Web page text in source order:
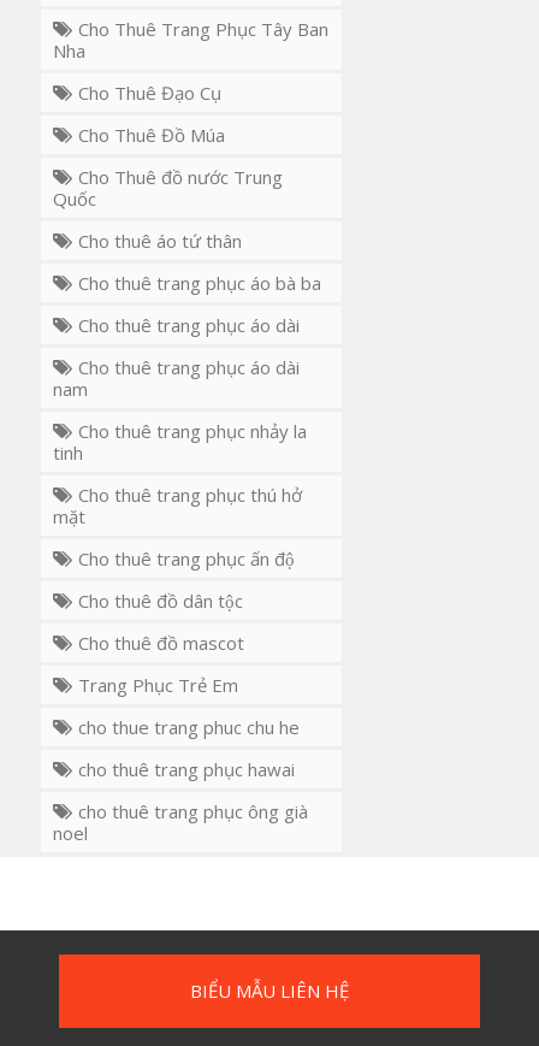
Cho Thuê Trang Phục Tây Ban
Nha
Cho Thuê Đạo Cụ
Cho Thuê Đồ Múa
Cho Thuê đồ nước Trung
Quốc
Cho thuê áo tứ thân
Cho thuê trang phục áo bà ba
Cho thuê trang phục áo dài
Cho thuê trang phục áo dài
nam
Cho thuê trang phục nhảy la
tinh
Cho thuê trang phục thú hở
mặt
Cho thuê trang phục ấn độ
Cho thuê đồ dân tộc
Cho thuê đồ mascot
Trang Phục Trẻ Em
cho thue trang phuc chu he
cho thuê trang phục hawai
cho thuê trang phục ông già
noel
BIỂU MẪU LIÊN HỆ